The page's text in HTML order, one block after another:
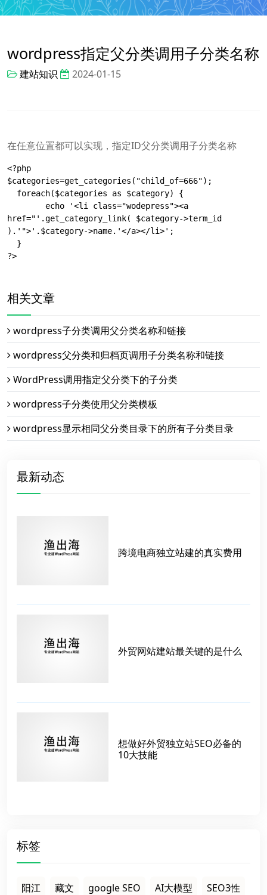
wordpress指定父分类调用子分类名称
建站知识 2024-01-15
在任意位置都可以实现，指定ID父分类调用子分类名称
<?php
$categories=get_categories("child_of=666");
href="'.get_category_link( $category->term_id
).'">'.$category->name.'</a></li>';
?>
相关文章
wordpress子分类调用父分类名称和链接
wordpress父分类和归档页调用子分类名称和链接
WordPress调用指定父分类下的子分类
wordpress子分类使用父分类模板
wordpress显示相同父分类目录下的所有子分类目录
最新动态
跨境电商独立站建的真实费用
外贸网站建站最关键的是什么
想做好外贸独立站SEO必备的
10大技能
标签
阳江 藏文 google SEO AI大模型 SEO3性